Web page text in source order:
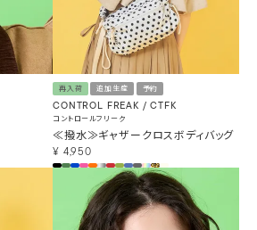
再入荷 追加生産 予約
CONTROL FREAK / CTFK
コントロールフリーク
≪撥水≫ギャザークロスボディバッグ
¥ 4,950